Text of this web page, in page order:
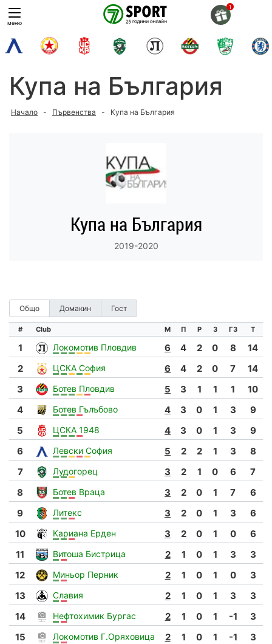
Skip
to
content
меню
Купа на България
Начало - Първенства - Купа на България
Купа на България
2019-2020
Общо Домакин Гост
# Club М П Р З ГЗ Т
1 Локомотив Пловдив 6 4 2 0 8
14
2
ЦСКА София 6 4 2 0 7
14
3
Ботев Пловдив 5 3 1 1 1
10
4
Ботев Гълъбово 4 3 0 1 3
9
5
ЦСКА 1948 4 3 0 1 3
9
6
Левски София 5 2 2 1 3
8
7
Лудогорец 3 2 1 0 6
7
8
Ботев Враца 3 2 0 1 7
6
9
Литекс 3 2 0 1 3
6
10
Кариана Ерден 3 2 0 1 0
6
11
Витоша Бистрица 2 1 0 1 3
3
12
Миньор Перник 2 1 0 1 0
3
13
Славия 2 1 0 1 3
3
14
Нефтохимик Бургас 2 1 0 1 -1
3
15
Локомотив Г.Оряховица 2 1 0 1 -1
3